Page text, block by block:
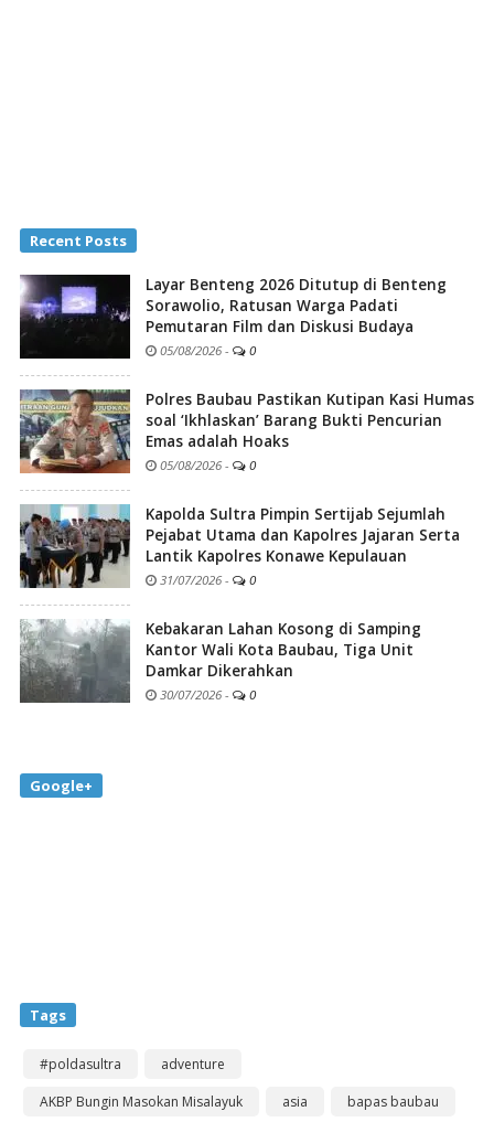
Recent Posts
Layar Benteng 2026 Ditutup di Benteng
Sorawolio, Ratusan Warga Padati
Pemutaran Film dan Diskusi Budaya
05/08/2026 - 0
Polres Baubau Pastikan Kutipan Kasi Humas
soal ‘Ikhlaskan’ Barang Bukti Pencurian
Emas adalah Hoaks
05/08/2026 - 0
Kapolda Sultra Pimpin Sertijab Sejumlah
Pejabat Utama dan Kapolres Jajaran Serta
Lantik Kapolres Konawe Kepulauan
31/07/2026 - 0
Kebakaran Lahan Kosong di Samping
Kantor Wali Kota Baubau, Tiga Unit
Damkar Dikerahkan
30/07/2026 - 0
Google+
Tags
#poldasultra
adventure
AKBP Bungin Masokan Misalayuk
asia
bapas baubau